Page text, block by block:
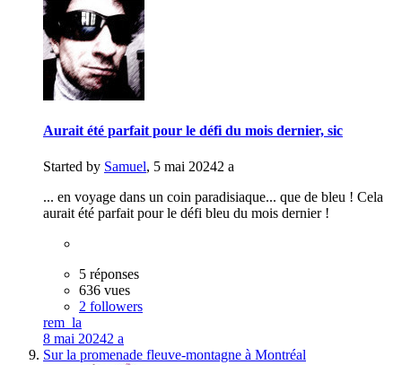
Aurait été parfait pour le défi du mois dernier, sic
Started by Samuel, 5 mai 20242 a
... en voyage dans un coin paradisiaque... que de bleu ! Cela
aurait été parfait pour le défi bleu du mois dernier !
5 réponses
636 vues
2 followers
rem_la
8 mai 20242 a
Sur la promenade fleuve-montagne à Montréal